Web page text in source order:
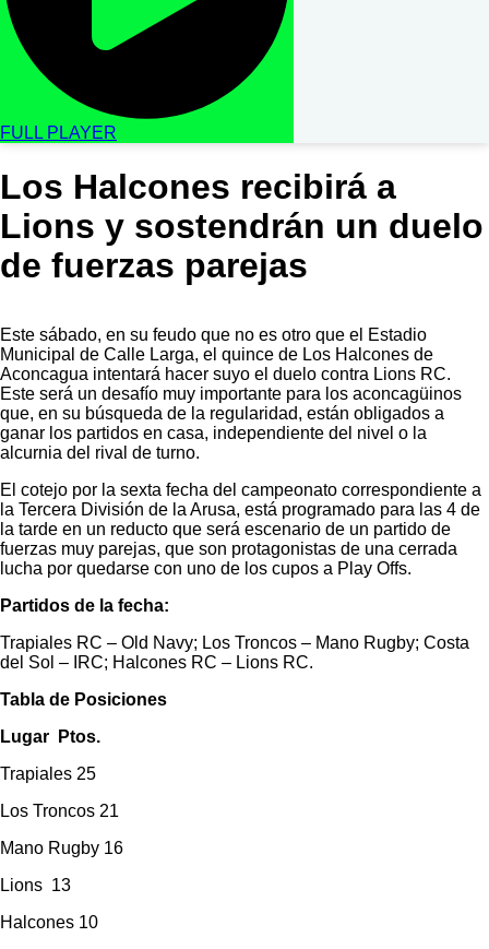
FULL PLAYER
Los Halcones recibirá a
Lions y sostendrán un duelo
de fuerzas parejas
Este sábado, en su feudo que no es otro que el Estadio
Municipal de Calle Larga, el quince de Los Halcones de
Aconcagua intentará hacer suyo el duelo contra Lions RC.
Este será un desafío muy importante para los aconcagüinos
que, en su búsqueda de la regularidad, están obligados a
ganar los partidos en casa, independiente del nivel o la
alcurnia del rival de turno.
El cotejo por la sexta fecha del campeonato correspondiente a
la Tercera División de la Arusa, está programado para las 4 de
la tarde en un reducto que será escenario de un partido de
fuerzas muy parejas, que son protagonistas de una cerrada
lucha por quedarse con uno de los cupos a Play Offs.
Partidos de la fecha:
Trapiales RC – Old Navy; Los Troncos – Mano Rugby; Costa
del Sol – IRC; Halcones RC – Lions RC.
Tabla de Posiciones
Lugar Ptos.
Trapiales 25
Los Troncos 21
Mano Rugby 16
Lions 13
Halcones 10